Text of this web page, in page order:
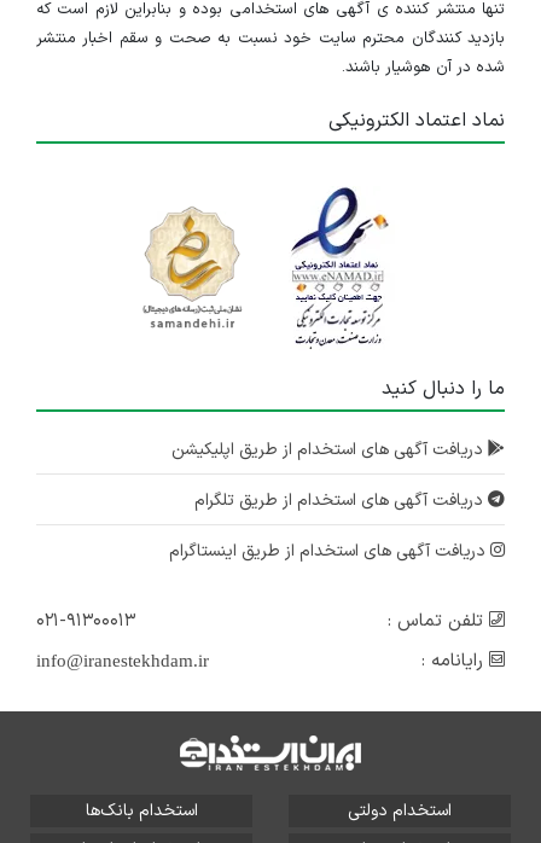
تنها منتشر کننده ی آگهی های استخدامی بوده و بنابراین لازم است که
بازدید کنندگان محترم سایت خود نسبت به صحت و سقم اخبار منتشر
شده در آن هوشیار باشند.
نماد اعتماد الکترونیکی
ما را دنبال کنید
دریافت آگهی های استخدام از طریق اپلیکیشن
دریافت آگهی های استخدام از طریق تلگرام
دریافت آگهی های استخدام از طریق اینستاگرام
تلفن تماس :
۰۲۱-۹۱۳۰۰۰۱۳
رایانامه :
info@iranestekhdam.ir
استخدام دولتی
استخدام بانک‌ها